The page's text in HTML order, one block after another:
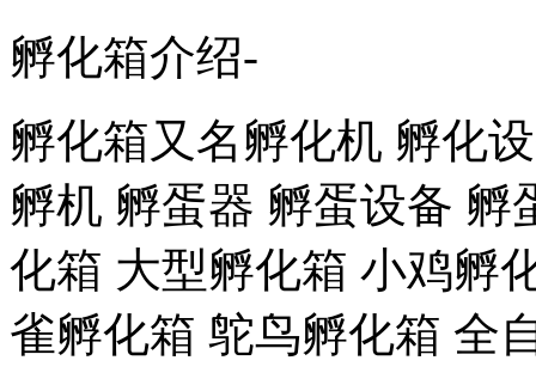
孵化箱介绍-
孵化箱又名孵化机 孵化
孵机 孵蛋器 孵蛋设备
化箱 大型孵化箱 小鸡孵
雀孵化箱 鸵鸟孵化箱 全